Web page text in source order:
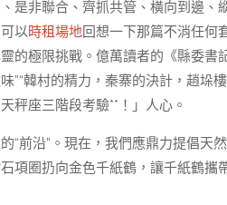
是非聯合、齊抓共管、橫向到邊、
以時租場地回想一下那篇不消任何
的極限挑戰。億萬讀者的《縣委
”“韓村的精力，秦寨的決計，趙垛
秤座三階段考驗**！」人心。
“前沿”。現在，我們應鼎力提倡天
項圈扔向金色千紙鶴，讓千紙鶴攜